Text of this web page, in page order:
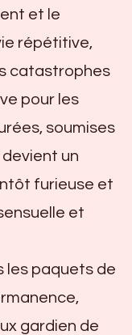
et le
répétitive,
catastrophes
pour les
soumises
un
furieuse et
et
les paquets de
gardien de